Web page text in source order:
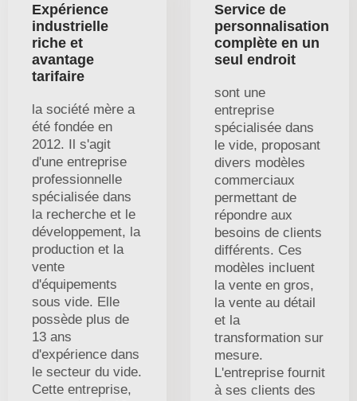
Expérience
industrielle
riche et
avantage
tarifaire
la société mère a
été fondée en
2012. Il s'agit
d'une entreprise
professionnelle
spécialisée dans
la recherche et le
développement, la
production et la
vente
d'équipements
sous vide. Elle
possède plus de
13 ans
d'expérience dans
le secteur du vide.
Cette entreprise,
Service de
personnalisation
complète en un
seul endroit
sont une
entreprise
spécialisée dans
le vide, proposant
divers modèles
commerciaux
permettant de
répondre aux
besoins de clients
différents. Ces
modèles incluent
la vente en gros,
la vente au détail
et la
transformation sur
mesure.
L'entreprise fournit
à ses clients des